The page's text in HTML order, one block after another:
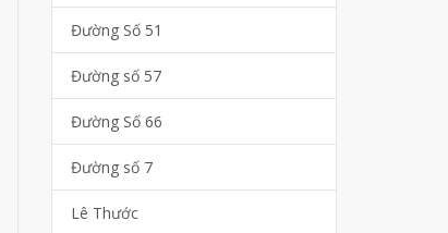
Đường Số 51
Đường số 57
Đường Số 66
Đường số 7
Lê Thước